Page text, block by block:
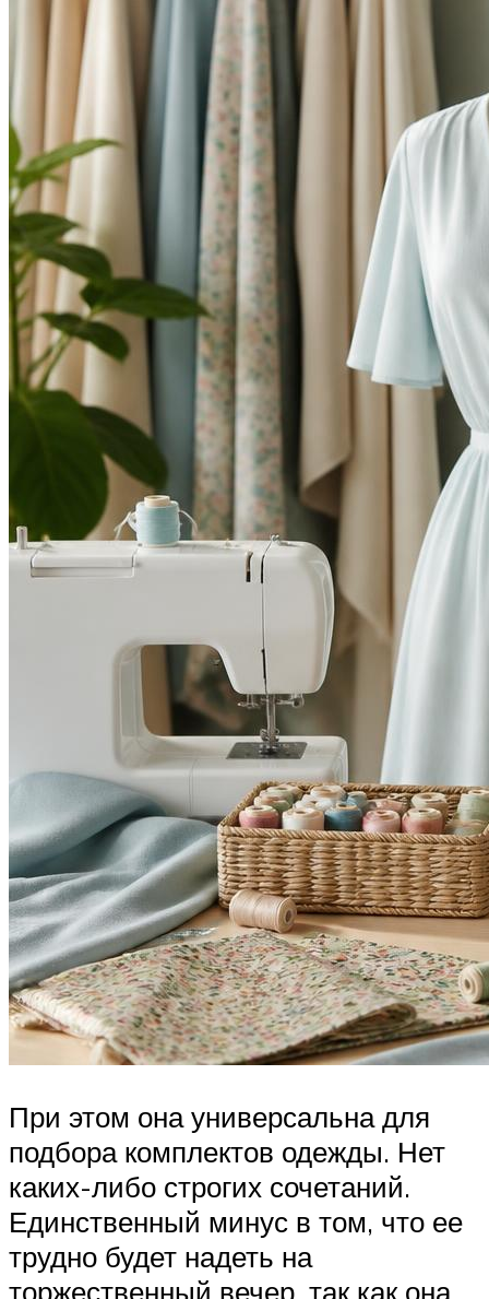
При этом она универсальна для
подбора комплектов одежды. Нет
каких-либо строгих сочетаний.
Единственный минус в том, что ее
трудно будет надеть на
торжественный вечер, так как она